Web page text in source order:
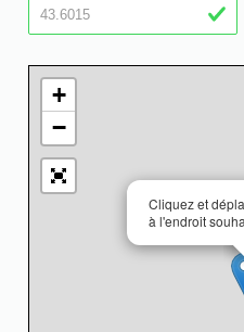
Cliquez et
à l'endroit
+
−